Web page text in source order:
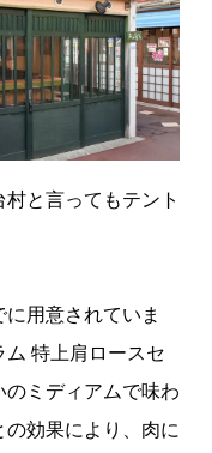
と言ってもテント
用意されていま
特上肩ロースセ
ミディアムで味わ
効果により、肉に